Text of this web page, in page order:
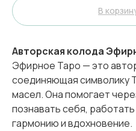
В
Авторская колода
Эфирное Таро — это
соединяющая символику
масел. Она помогает
познавать себя,
гармонию и вдохновение.